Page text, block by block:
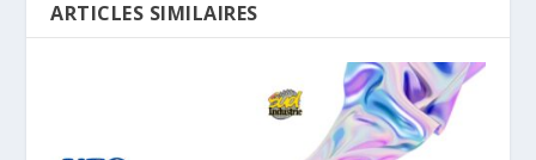
ARTICLES SIMILAIRES